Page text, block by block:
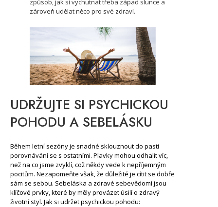
způsob, jak si vychutnat třeba západ slunce a
zároveň udělat něco pro své zdraví.
UDRŽUJTE SI PSYCHICKOU
POHODU A SEBELÁSKU
Během letní sezóny je snadné sklouznout do pasti
porovnávání se s ostatními. Plavky mohou odhalit víc,
než na co jsme zvyklí, což někdy vede k nepříjemným
pocitům. Nezapomeňte však, že důležité je cítit se dobře
sám se sebou. Sebeláska a zdravé sebevědomí jsou
klíčové prvky, které by měly provázet úsilí o zdravý
životní styl. Jak si udržet psychickou pohodu: